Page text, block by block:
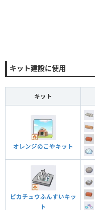
キット建設に使用
キット
オレンジのこやキット
ピカチュウふんすいキッ
ト